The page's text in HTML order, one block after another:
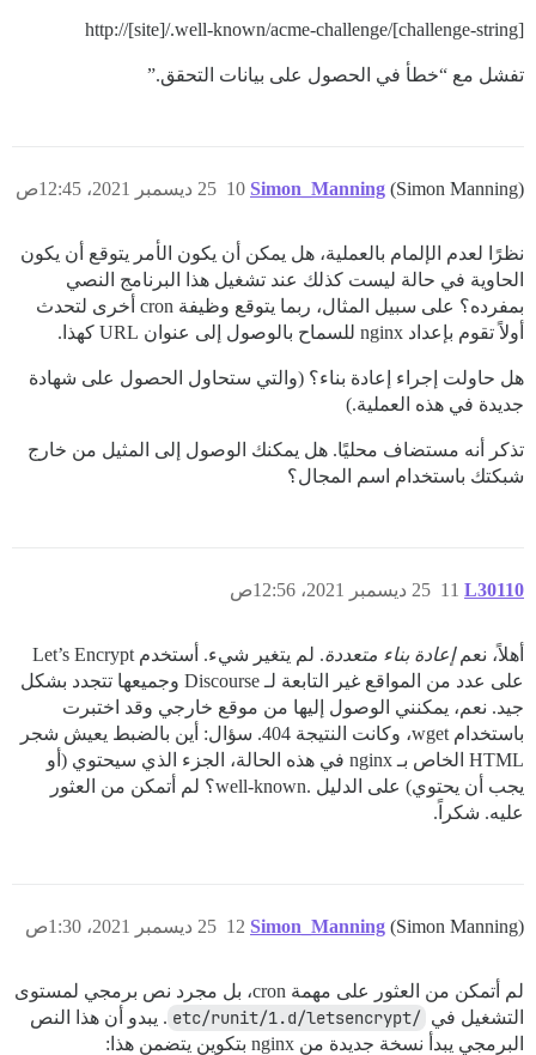
http://[site]/.well-known/acme-challenge/[challenge-string]
تفشل مع “خطأ في الحصول على بيانات التحقق.”
Simon_Manning (Simon Manning) 25 ديسمبر 2021، 12:45ص 10
نظرًا لعدم الإلمام بالعملية، هل يمكن أن يكون الأمر يتوقع أن يكون
الحاوية في حالة ليست كذلك عند تشغيل هذا البرنامج النصي
بمفرده؟ على سبيل المثال، ربما يتوقع وظيفة cron أخرى لتحدث
أولاً تقوم بإعداد nginx للسماح بالوصول إلى عنوان URL كهذا.
هل حاولت إجراء إعادة بناء؟ (والتي ستحاول الحصول على شهادة
جديدة في هذه العملية.)
تذكر أنه مستضاف محليًا. هل يمكنك الوصول إلى المثيل من خارج
شبكتك باستخدام اسم المجال؟
L30110 25 ديسمبر 2021، 12:56ص 11
أهلاً، نعمإعادة بناء متعددة
. لم يتغير شيء. أستخدم Let’s Encrypt
على عدد من المواقع غير التابعة لـ Discourse وجميعها تتجدد بشكل
جيد. نعم، يمكنني الوصول إليها من موقع خارجي وقد اختبرت
باستخدام wget، وكانت النتيجة 404. سؤال: أين بالضبط يعيش شجر
HTML الخاص بـ nginx في هذه الحالة، الجزء الذي سيحتوي (أو
يجب أن يحتوي) على الدليل .well-known؟ لم أتمكن من العثور
عليه. شكراً.
Simon_Manning (Simon Manning) 25 ديسمبر 2021، 1:30ص 12
لم أتمكن من العثور على مهمة cron، بل مجرد نص برمجي لمستوى
التشغيل في /etc/runit/1.d/letsencrypt
. يبدو أن هذا النص
البرمجي يبدأ نسخة جديدة من nginx بتكوين يتضمن هذا: